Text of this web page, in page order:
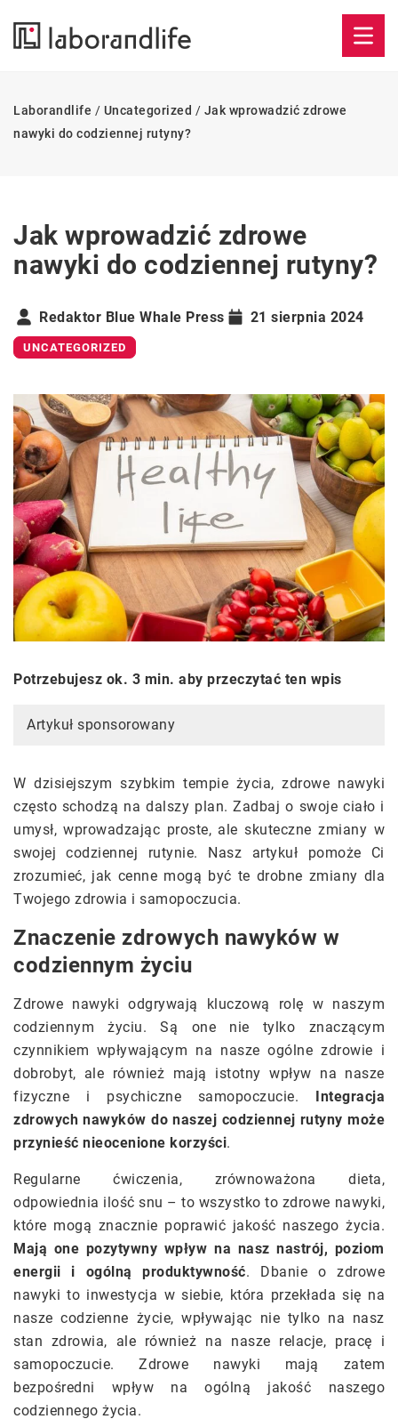
Laborandlife / Uncategorized / Jak wprowadzić zdrowe
nawyki do codziennej rutyny?
Jak wprowadzić zdrowe
nawyki do codziennej rutyny?
Redaktor Blue Whale Press 21 sierpnia 2024
UNCATEGORIZED
Potrzebujesz ok. 3 min. aby przeczytać ten wpis
Artykuł sponsorowany
W dzisiejszym szybkim tempie życia, zdrowe nawyki
często schodzą na dalszy plan. Zadbaj o swoje ciało i
umysł, wprowadzając proste, ale skuteczne zmiany w
swojej codziennej rutynie. Nasz artykuł pomoże Ci
zrozumieć, jak cenne mogą być te drobne zmiany dla
Twojego zdrowia i samopoczucia.
Znaczenie zdrowych nawyków w
codziennym życiu
Zdrowe nawyki odgrywają kluczową rolę w naszym
codziennym życiu. Są one nie tylko znaczącym
czynnikiem wpływającym na nasze ogólne zdrowie i
dobrobyt, ale również mają istotny wpływ na nasze
fizyczne i psychiczne samopoczucie.
Integracja
zdrowych nawyków do naszej codziennej rutyny może
przynieść nieocenione korzyści.
Regularne ćwiczenia, zrównoważona dieta,
odpowiednia ilość snu – to wszystko to zdrowe nawyki,
które mogą znacznie poprawić jakość naszego życia.
Mają one pozytywny wpływ na nasz nastrój, poziom
energii i ogólną produktywność. Dbanie o zdrowe
nawyki to inwestycja w siebie, która przekłada się na
nasze codzienne życie, wpływając nie tylko na nasz
stan zdrowia, ale również na nasze relacje, pracę i
samopoczucie. Zdrowe nawyki mają zatem
bezpośredni wpływ na ogólną jakość naszego
codziennego życia.